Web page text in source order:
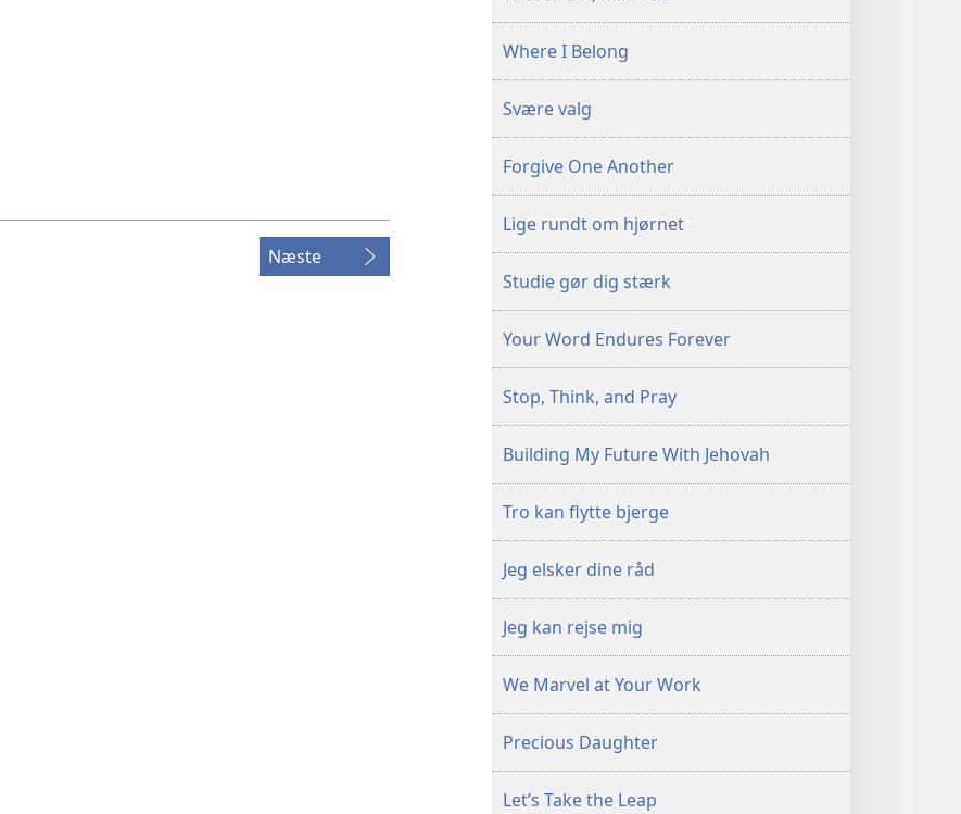
Næste
Where I Belong
Svære valg
Forgive One Another
Lige rundt om hjørnet
Studie gør dig stærk
Your Word Endures Forever
Stop, Think, and Pray
Building My Future With Jehovah
Tro kan flytte bjerge
Jeg elsker dine råd
Jeg kan rejse mig
We Marvel at Your Work
Precious Daughter
Let’s Take the Leap